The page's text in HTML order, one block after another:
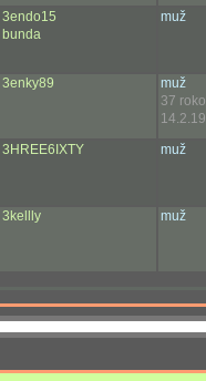
3endo15
bunda
muž
3enky89
muž
37
3HREE6IXTY
muž
3kellly muž